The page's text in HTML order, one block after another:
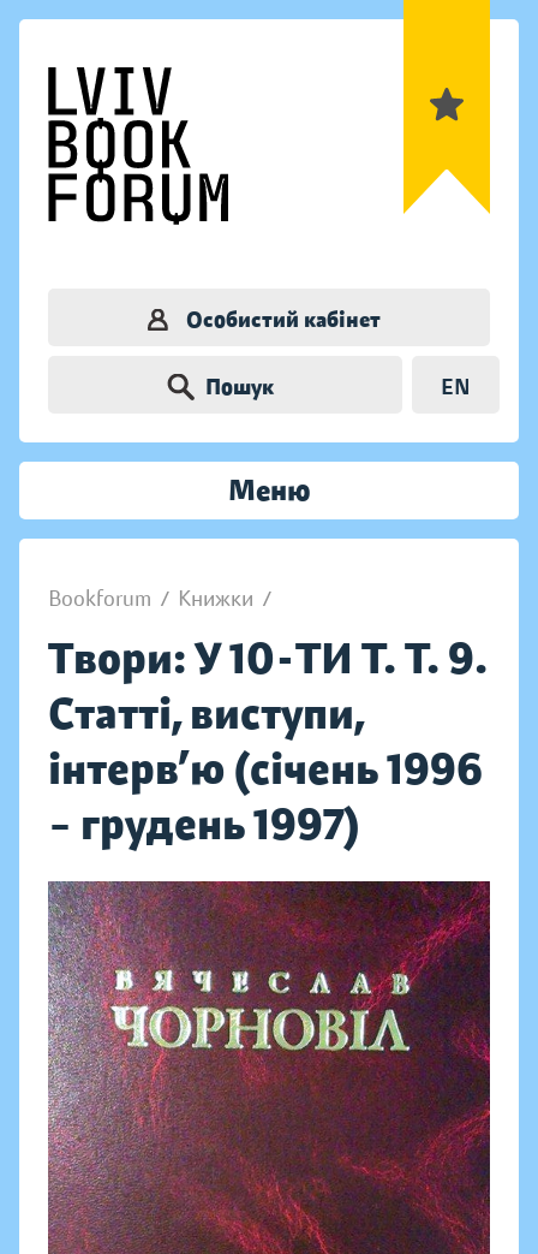
Особистий кабінет
Пошук EN
Меню
Bookforum / Книжки /
Твори: У 10-ТИ Т. Т. 9.
Статті, виступи,
інтерв’ю (січень 1996
– грудень 1997)